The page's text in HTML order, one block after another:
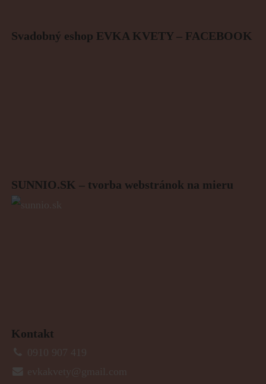
Svadobný eshop EVKA KVETY – FACEBOOK
SUNNIO.SK – tvorba webstránok na mieru
Kontakt